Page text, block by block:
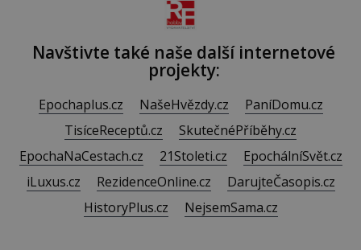
Navštivte také naše další internetové
projekty:
Epochaplus.cz NašeHvězdy.cz
PaníDomu.cz
TisíceReceptů.cz
SkutečnéPříběhy.cz
EpochaNaCestach.cz
21Stoleti.cz
EpochálníSvět.cz
iLuxus.cz
RezidenceOnline.cz
DarujteČasopis.cz
HistoryPlus.cz
NejsemSama.cz